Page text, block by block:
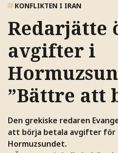
KONFLIKTEN I IRAN
Redarjätte
avgifter i
”Bättre att
Den grekiske redaren
att börja betala avgifter för
Hormuzsundet.